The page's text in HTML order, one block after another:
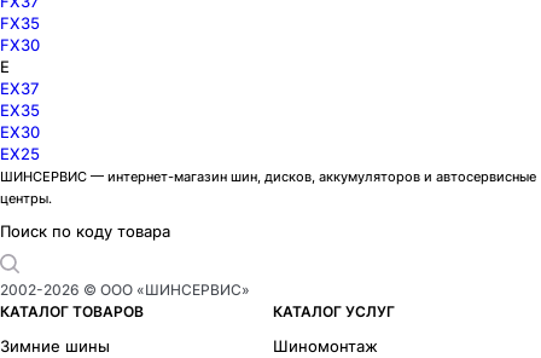
FX35
FX30
E
EX37
EX35
EX30
EX25
ШИНСЕРВИС — интернет-магазин шин, дисков, аккумуляторов и автосервисные
центры.
Поиск по коду товара
2002-2026 © ООО «ШИНСЕРВИС»
КАТАЛОГ ТОВАРОВ
Зимние шины
КАТАЛОГ УСЛУГ
Шиномонтаж